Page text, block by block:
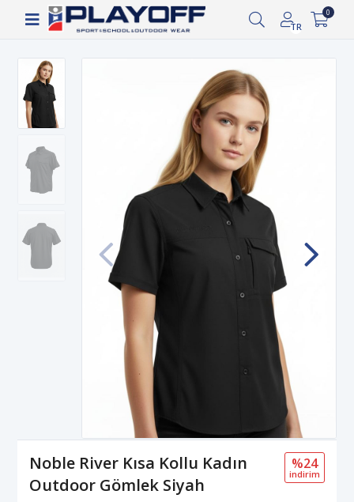
Siparişin 2-8 iş günü arasında kargoya verilecektir.
TR
0
Noble River Kısa Kollu Kadın
Outdoor Gömlek Siyah
%24
i̇ndi̇ri̇m